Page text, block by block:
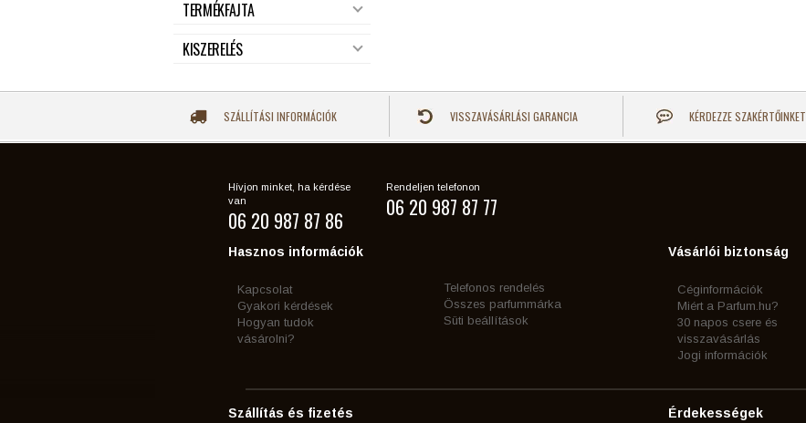
TERMÉKFAJTA
KISZERELÉS
SZÁLLÍTÁSI INFORMÁCIÓK VISSZAVÁSÁRLÁSI GARANCIA KÉRDEZZE SZAKÉRTŐINKET
Hívjon minket, ha kérdése
van
06 20 987 87 86
Rendeljen telefonon
06 20 987 87 77
Hasznos információk
Kapcsolat
Gyakori kérdések
Hogyan tudok
vásárolni?
Telefonos rendelés
Összes parfummárka
Süti beállítások
Vásárlói biztonság
Céginformációk
Miért a Parfum.hu?
30 napos csere és
visszavásárlás
Jogi információk
Szállítás és fizetés Érdekességek